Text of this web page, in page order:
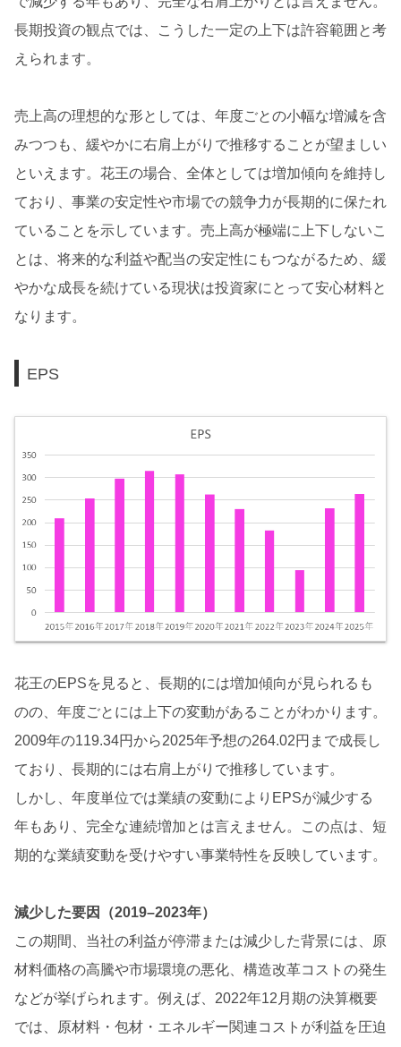
長期投資の観点では、こうした一定の上下は許容範囲と考
えられます。
売上高の理想的な形としては、年度ごとの小幅な増減を含
みつつも、緩やかに右肩上がりで推移することが望ましい
といえます。花王の場合、全体としては増加傾向を維持し
ており、事業の安定性や市場での競争力が長期的に保たれ
ていることを示しています。売上高が極端に上下しないこ
とは、将来的な利益や配当の安定性にもつながるため、緩
やかな成長を続けている現状は投資家にとって安心材料と
なります。
EPS
花王のEPSを見ると、長期的には増加傾向が見られるも
のの、年度ごとには上下の変動があることがわかります。
2009年の119.34円から2025年予想の264.02円まで成長し
ており、長期的には右肩上がりで推移しています。
しかし、年度単位では業績の変動によりEPSが減少する
年もあり、完全な連続増加とは言えません。この点は、短
期的な業績変動を受けやすい事業特性を反映しています。
減少した要因（2019–2023年）
この期間、当社の利益が停滞または減少した背景には、原
材料価格の高騰や市場環境の悪化、構造改革コストの発生
などが挙げられます。例えば、2022年12月期の決算概要
では、原材料・包材・エネルギー関連コストが利益を圧迫